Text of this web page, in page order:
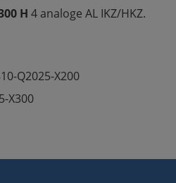
H 4 analoge AL IKZ/HKZ.
Q2025-X200
X300